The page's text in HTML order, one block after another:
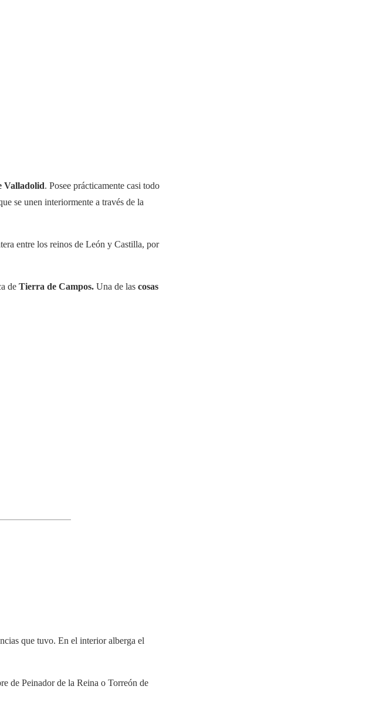
Valladolid. Posee prácticamente casi todo
se unen interiormente a través de la
entre los reinos de León y Castilla, por
de Tierra de Campos. Una de las cosas
que tuvo. En el interior alberga el
de Peinador de la Reina o Torreón de